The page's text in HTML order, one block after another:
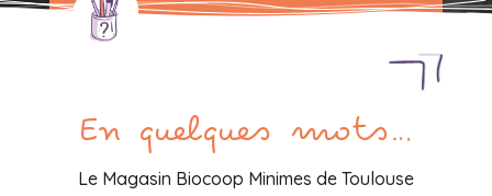
En quelques mots…
Le Magasin Biocoop Minimes de Toulouse